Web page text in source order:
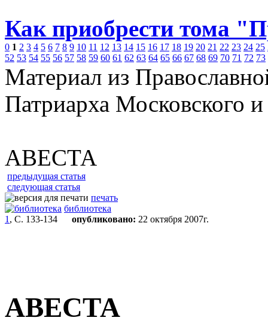
Как приобрести тома
0 1 2 3 4 5 6 7 8 9 10 11 12 13 14 15 16 17 18 19 20 21 22 23 24 25
52 53 54 55 56 57 58 59 60 61 62 63 64 65 66 67 68 69 70 71 72 73
Материал из
Патриарха Московского
АВЕСТА
предыдущая статья
следующая статья
печать
библиотека
1 , С. 133-134 опубликовано: 22 октября 2007г.
АВЕСТА